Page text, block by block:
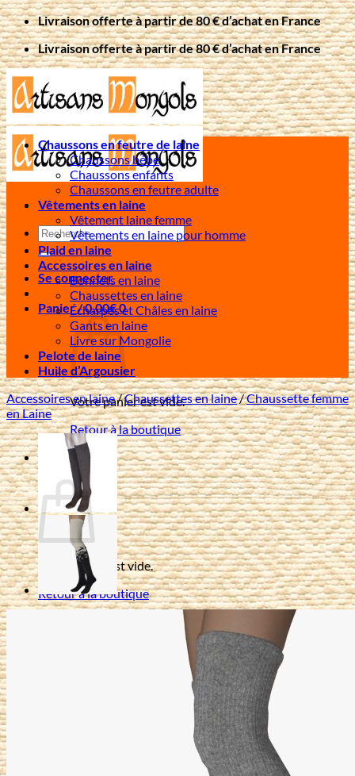
Passer
au
contenu
Livraison offerte à partir de 80 € d’achat en France
Livraison offerte à partir de 80 € d’achat en France
Recherche
pour :
Se connecter
Panier /0,00€0
Votre panier est vide.
Retour à la boutique
Panier
Votre panier est vide.
Retour à la boutique
Livraison offerte à partir de 80 € d'achat en France
Chaussons en feutre de laine
Chaussons bébé
Chaussons enfants
Chaussons en feutre adulte
Vêtements en laine
Vêtement laine femme
Vêtements en laine pour homme
Plaid en laine
Accessoires en laine
Bonnets en laine
Chaussettes en laine
Écharpes et Châles en laine
Gants en laine
Livre sur Mongolie
Pelote de laine
Huile d’Argousier
Accessoires en laine/Chaussettes en laine/Chaussette femme
en Laine